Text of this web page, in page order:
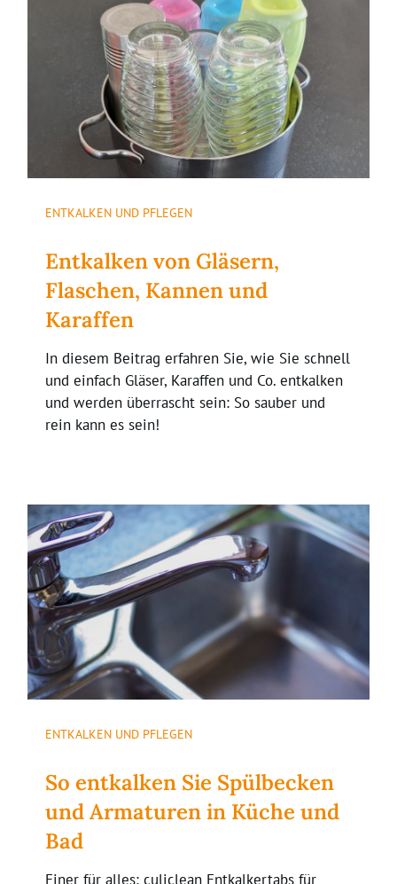
ENTKALKEN UND PFLEGEN
Entkalken von Gläsern,
Flaschen, Kannen und
Karaffen
In diesem Beitrag erfahren Sie, wie Sie schnell
und einfach Gläser, Karaffen und Co. entkalken
und werden überrascht sein: So sauber und
rein kann es sein!
ENTKALKEN UND PFLEGEN
So entkalken Sie Spülbecken
und Armaturen in Küche und
Bad
Einer für alles: culiclean Entkalkertabs für